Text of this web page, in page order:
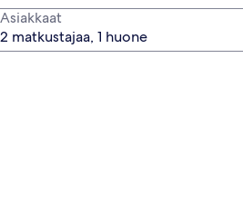
Asiakkaat